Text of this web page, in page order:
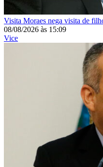
Visita Moraes nega visita de
08/08/2026 às 15:09
Vice